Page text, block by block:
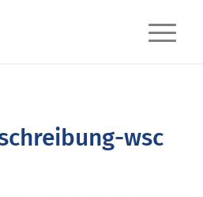
wsc